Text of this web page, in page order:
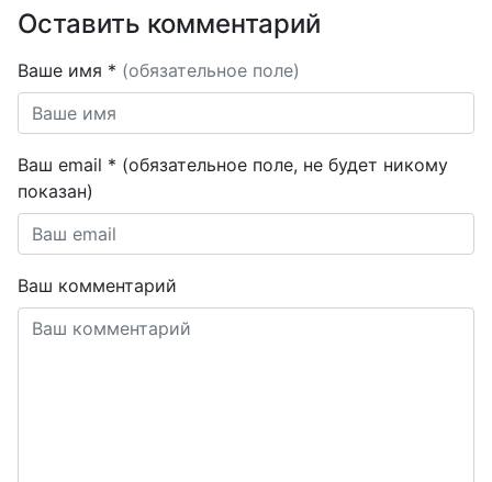
Оставить комментарий
Ваше имя * (обязательное поле)
Ваш email * (обязательное поле, не будет никому
показан)
Ваш комментарий